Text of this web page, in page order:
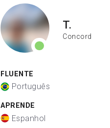
T.
Concord
FLUENTE
Português
APRENDE
Espanhol